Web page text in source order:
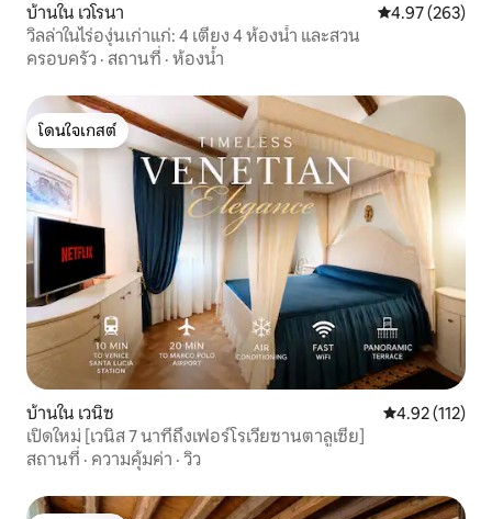
บ้านใน เวโรนา คะแนนเฉลี่ย
4.97 (263)
วิลล่าในไร่องุ่นเก่าแก่: 4 เตียง 4 ห้องน้ำ และสวน
ครอบครัว · สถานที่ · ห้องน้ำ
โดนใจเกสต์
โดนใจเกสต์
บ้านใน เวนิซ คะแนนเฉลี่ย
4.92 (112)
เปิดใหม่ [เวนิส 7 นาทีถึงเฟอร์โรเวียซานตาลูเซีย]
สถานที่ · ความคุ้มค่า · วิว